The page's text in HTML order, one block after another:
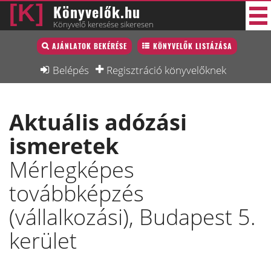
Könyvelők.hu
Könyvelő keresése sikeresen
AJÁNLATOK BEKÉRÉSE KÖNYVELŐK LISTÁZÁSA
Belépés Regisztráció könyvelőknek
Könyvelő lista
Könyvelési munkák
Interjú
Blog
Állás
Képzésnaptár
Aktuális adózási
ismeretek
Mérlegképes
továbbképzés
(vállalkozási), Budapest 5.
kerület